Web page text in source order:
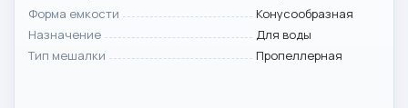
Форма емкости
Конусообразная
Назначение
Для воды
Тип мешалки
Пропеллерная